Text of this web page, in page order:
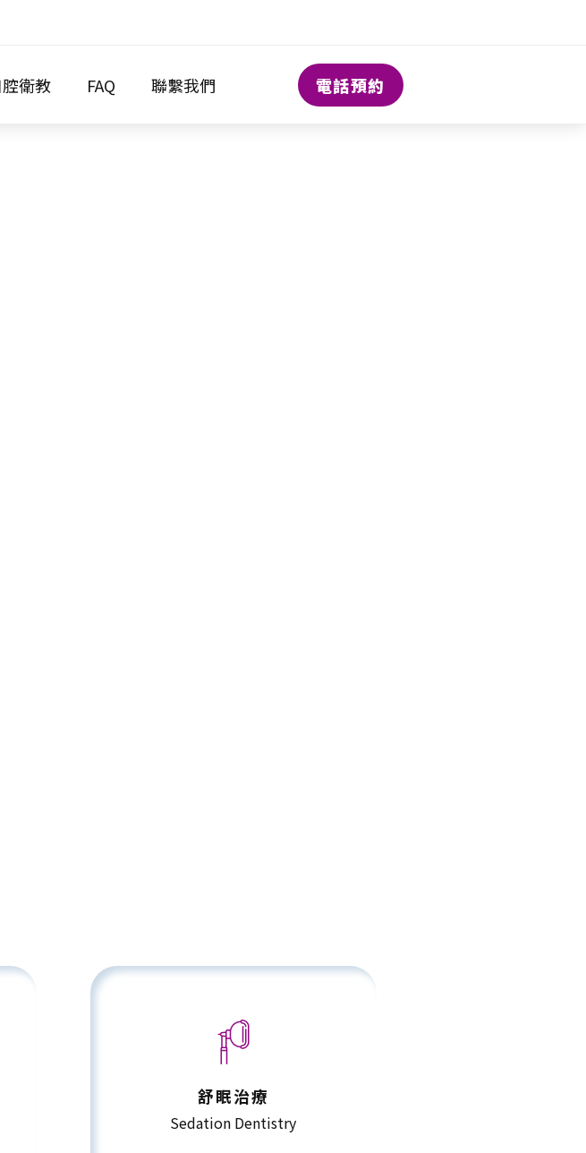
衛教 FAQ 聯繫我們 電話預約
舒眠治療
Sedation Dentistry